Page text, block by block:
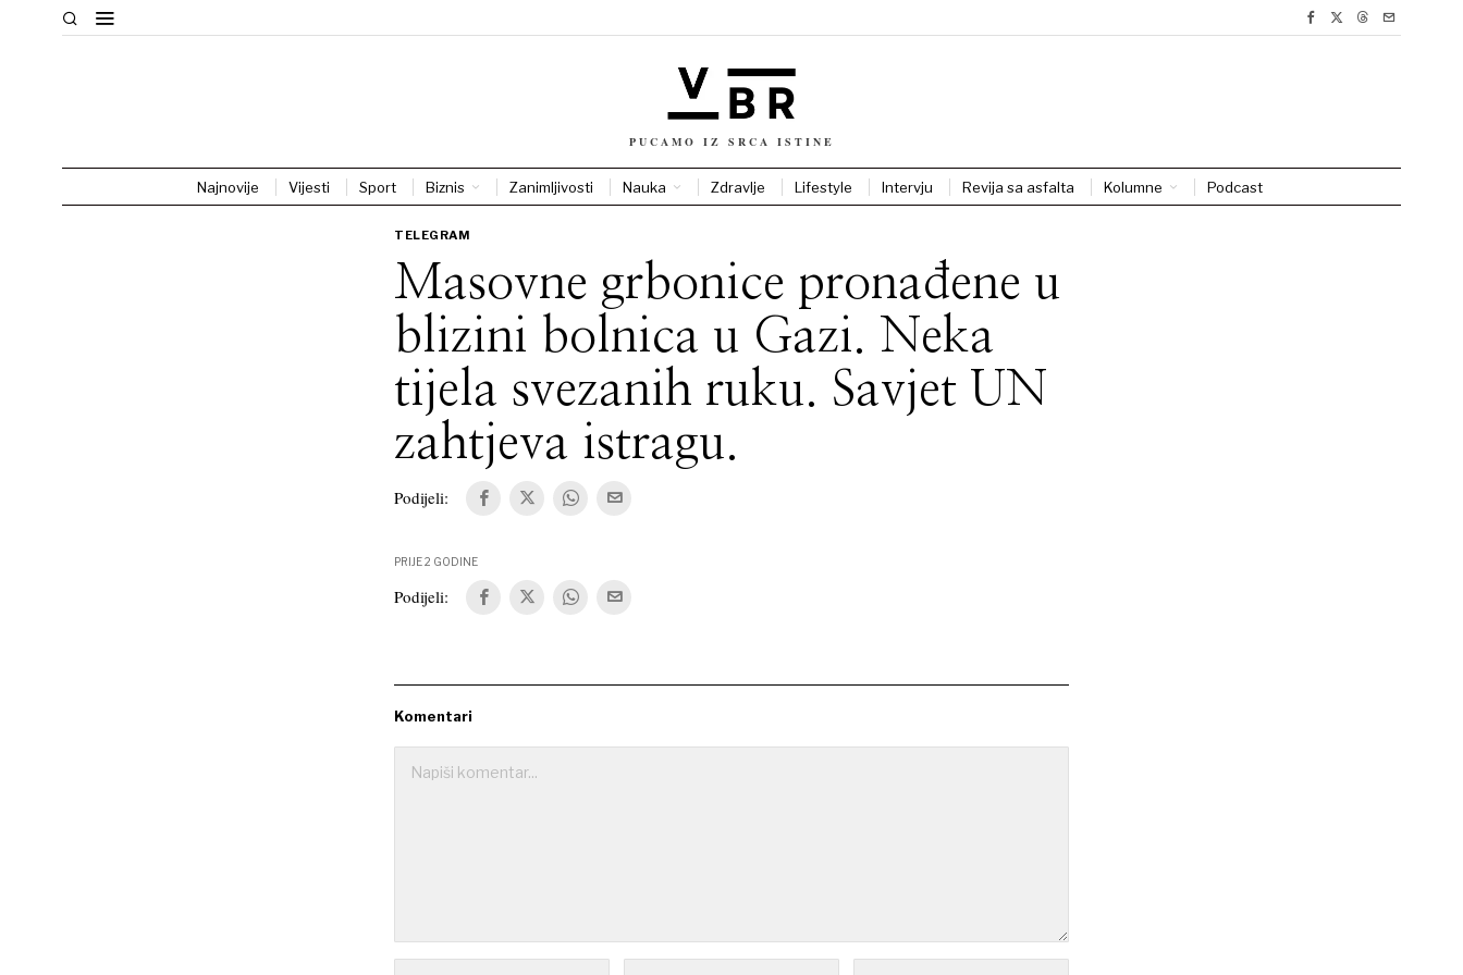
PUCAMO IZ SRCA ISTINE
Najnovije Vijesti Sport Biznis Zanimljivosti Nauka Zdravlje Lifestyle Intervju Revija sa asfalta Kolumne Podcast
TELEGRAM
Masovne grbonice pronađene u
blizini bolnica u Gazi. Neka
tijela svezanih ruku. Savjet UN
zahtjeva istragu.
Podijeli:
PRIJE 2 GODINE
Podijeli:
Komentari